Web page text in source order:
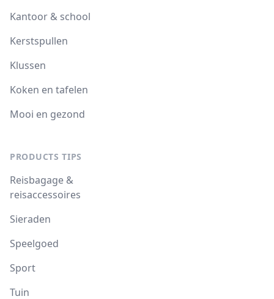
Kantoor & school
Kerstspullen
Klussen
Koken en tafelen
Mooi en gezond
PRODUCTS TIPS
Reisbagage &
reisaccessoires
Sieraden
Speelgoed
Sport
Tuin